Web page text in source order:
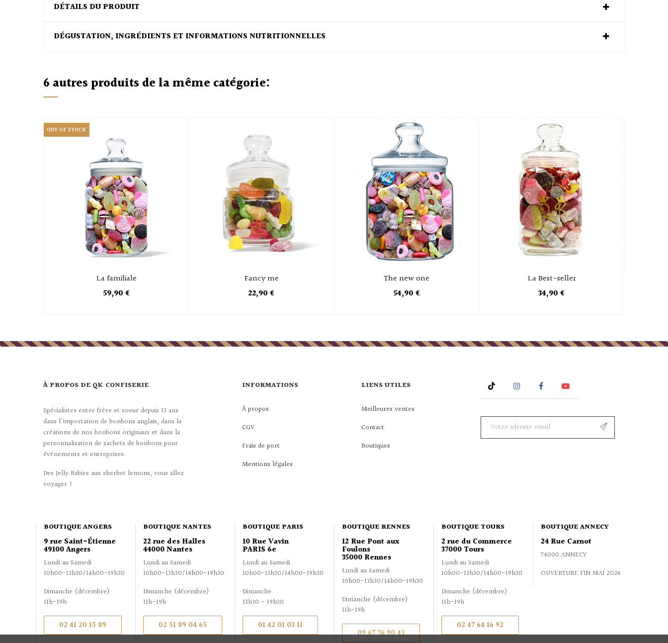
DÉTAILS DU PRODUIT
DÉGUSTATION, INGRÉDIENTS ET INFORMATIONS NUTRITIONNELLES
6 autres produits de la même catégorie:
OUT OF STOCK
La familiale
59,90 €
Fancy me
22,90 €
The new one
54,90 €
La Best-seller
34,90 €
À PROPOS DE QK CONFISERIE
Spécialistes entre frère et soeur depuis 13 ans
dans l'importation de bonbons anglais, dans la
créations de nos bonbons originaux et dans la
personnalisation de sachets de bonbons pour
évènements et entreprises.
Des Jelly Babies aux sherbet lemons, vous allez
voyager !
INFORMATIONS
À propos
CGV
Frais de port
Mentions légales
LIENS UTILES
Meilleures ventes
Contact
Boutiques
Instagram Facebook
BOUTIQUE ANGERS
9 rue Saint-Étienne
49100 Angers
Lundi au Samedi
10h00-13h30/14h00-19h30
Dimanche (décembre)
11h-19h
02 41 20 15 89
BOUTIQUE NANTES
22 rue des Halles
44000 Nantes
Lundi au Samedi
10h00-13h30/14h00-19h30
Dimanche (décembre)
11h-19h
02 51 89 04 65
BOUTIQUE PARIS
10 Rue Vavin
PARIS 6e
Lundi au Samedi
10h00-13h30/14h00-19h30
Dimanche
13h30 - 19h30
01 42 01 03 11
BOUTIQUE RENNES
12 Rue Pont aux
Foulons
35000 Rennes
Lundi au Samedi
10h00-13h30/14h00-19h30
Dimanche (décembre)
11h-19h
09 67 76 90 43
BOUTIQUE TOURS
2 rue du Commerce
37000 Tours
Lundi au Samedi
10h00-13h30/14h00-19h30
Dimanche (décembre)
11h-19h
02 47 64 16 92
BOUTIQUE ANNECY
24 Rue Carnot
74000 ANNECY
OUVERTURE FIN MAI 2026